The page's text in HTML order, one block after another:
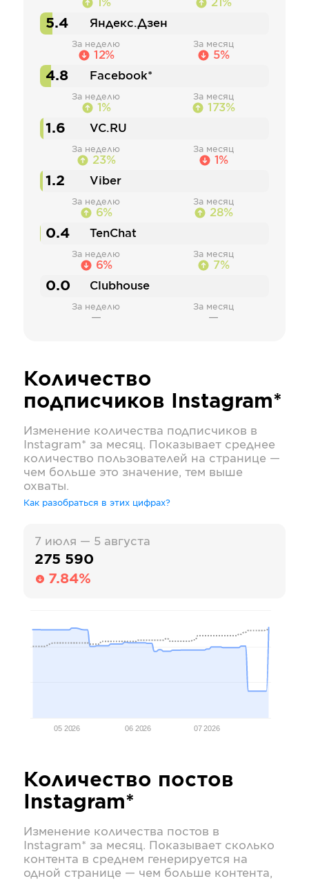
1% 21%
5.4 Яндекс.Дзен
За неделю
12%
За месяц
5%
4.8 Facebook*
За неделю
1%
За месяц
173%
1.6 VC.RU
За неделю
23%
За месяц
1%
1.2 Viber
За неделю
6%
За месяц
28%
0.4 TenChat
За неделю
6%
За месяц
7%
0.0 Clubhouse
За неделю
—
За месяц
—
Количество
подписчиков
Instagram*
Изменение количества подписчиков в
Instagram* за месяц. Показывает среднее
количество пользователей на странице —
чем больше это значение, тем выше
охваты.
Как разобраться в этих цифрах?
7 июля — 5 августа
275 590
7.84%
05 2026 06 2026 07 2026
Количество постов
Instagram*
Изменение количества постов в
Instagram* за месяц. Показывает сколько
контента в среднем генерируется на
одной странице — чем больше контента,